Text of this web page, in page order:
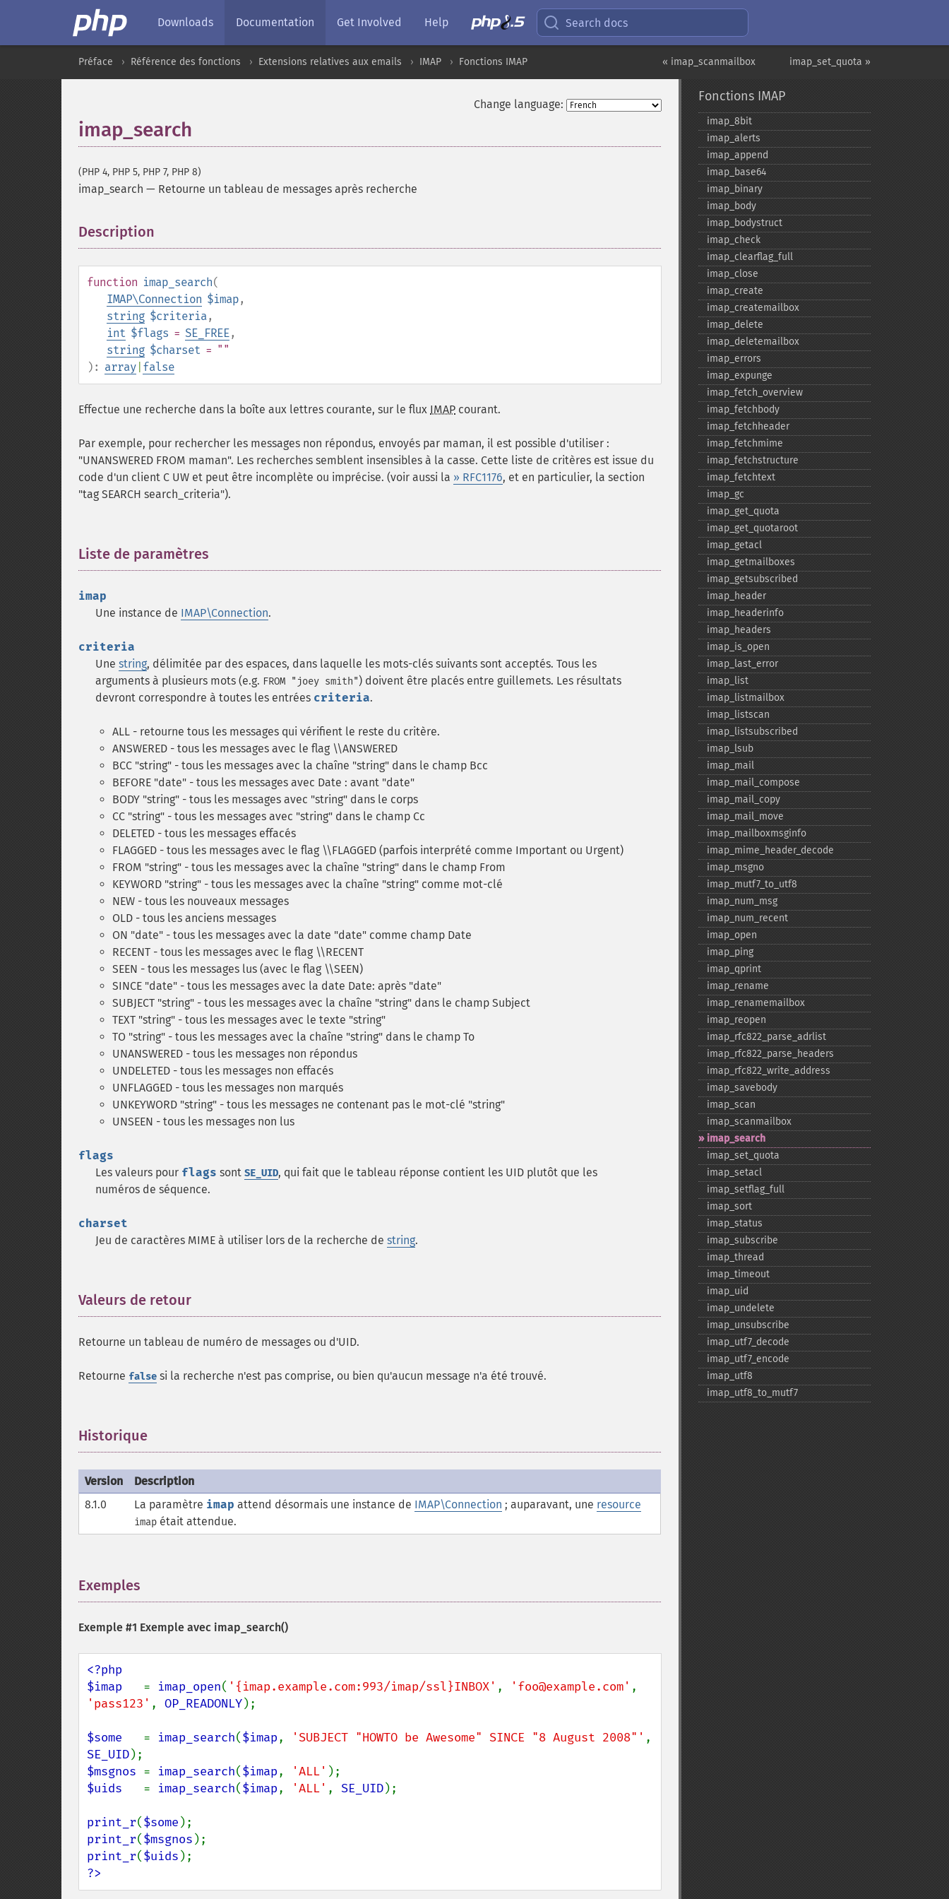
Downloads Documentation Get Involved Help Search docs
imap_set_quota »
« imap_scanmailbox
Préface Référence des fonctions Extensions relatives aux emails IMAP Fonctions IMAP
Change language:
imap_search
(PHP 4, PHP 5, PHP 7, PHP 8)
imap_search — Retourne un tableau de messages après recherche
Description
function imap_search(
IMAP\Connection $imap,
string $criteria,
int $flags = SE_FREE,
string $charset = ""
): array false
Effectue une recherche dans la boîte aux lettres courante, sur le flux IMAP courant.
Par exemple, pour rechercher les messages non répondus, envoyés par maman, il est possible d'utiliser :
"UNANSWERED FROM maman". Les recherches semblent insensibles à la casse. Cette liste de critères est issue du
code d'un client C UW et peut être incomplète ou imprécise. (voir aussi la » RFC1176, et en particulier, la section
"tag SEARCH search_criteria").
Liste de paramètres
imap
Une instance de IMAP\Connection.
criteria
Une string, délimitée par des espaces, dans laquelle les mots-clés suivants sont acceptés. Tous les
arguments à plusieurs mots (e.g. FROM "joey smith") doivent être placés entre guillemets. Les résultats
devront correspondre à toutes les entrées criteria.
ALL - retourne tous les messages qui vérifient le reste du critère.
ANSWERED - tous les messages avec le flag \\ANSWERED
BCC "string" - tous les messages avec la chaîne "string" dans le champ Bcc
BEFORE "date" - tous les messages avec Date : avant "date"
BODY "string" - tous les messages avec "string" dans le corps
CC "string" - tous les messages avec "string" dans le champ Cc
DELETED - tous les messages effacés
FLAGGED - tous les messages avec le flag \\FLAGGED (parfois interprété comme Important ou Urgent)
FROM "string" - tous les messages avec la chaîne "string" dans le champ From
KEYWORD "string" - tous les messages avec la chaîne "string" comme mot-clé
NEW - tous les nouveaux messages
OLD - tous les anciens messages
ON "date" - tous les messages avec la date "date" comme champ Date
RECENT - tous les messages avec le flag \\RECENT
SEEN - tous les messages lus (avec le flag \\SEEN)
SINCE "date" - tous les messages avec la date Date: après "date"
SUBJECT "string" - tous les messages avec la chaîne "string" dans le champ Subject
TEXT "string" - tous les messages avec le texte "string"
TO "string" - tous les messages avec la chaîne "string" dans le champ To
UNANSWERED - tous les messages non répondus
UNDELETED - tous les messages non effacés
UNFLAGGED - tous les messages non marqués
UNKEYWORD "string" - tous les messages ne contenant pas le mot-clé "string"
UNSEEN - tous les messages non lus
flags
Les valeurs pour flags sont SE_UID, qui fait que le tableau réponse contient les UID plutôt que les
numéros de séquence.
charset
Jeu de caractères MIME à utiliser lors de la recherche de string.
Valeurs de retour
Retourne un tableau de numéro de messages ou d'UID.
Retourne false si la recherche n'est pas comprise, ou bien qu'aucun message n'a été trouvé.
Historique
Version
Description
8.1.0
La paramètre imap attend désormais une instance de IMAP\Connection ; auparavant, une resource
imap était attendue.
Exemples
Exemple #1 Exemple avec imap_search()
<?php
$imap = imap_open( '{imap.example.com:993/imap/ssl}INBOX' , 'foo@example.com'
'pass123' , OP_READONLY);
$some = imap_search($imap, 'SUBJECT "HOWTO be Awesome" SINCE "8 August 2008"'
SE_UID
$msgnos = imap_search($imap, 'ALL'
$uids = imap_search($imap, 'ALL' , SE_UID);
print_r($some
print_r($msgnos
print_r($uids
?>
Fonctions IMAP
imap_​8bit
imap_​alerts
imap_​append
imap_​base64
imap_​binary
imap_​body
imap_​bodystruct
imap_​check
imap_​clearflag_​full
imap_​close
imap_​create
imap_​createmailbox
imap_​delete
imap_​deletemailbox
imap_​errors
imap_​expunge
imap_​fetch_​overview
imap_​fetchbody
imap_​fetchheader
imap_​fetchmime
imap_​fetchstructure
imap_​fetchtext
imap_​gc
imap_​get_​quota
imap_​get_​quotaroot
imap_​getacl
imap_​getmailboxes
imap_​getsubscribed
imap_​header
imap_​headerinfo
imap_​headers
imap_​is_​open
imap_​last_​error
imap_​list
imap_​listmailbox
imap_​listscan
imap_​listsubscribed
imap_​lsub
imap_​mail
imap_​mail_​compose
imap_​mail_​copy
imap_​mail_​move
imap_​mailboxmsginfo
imap_​mime_​header_​decode
imap_​msgno
imap_​mutf7_​to_​utf8
imap_​num_​msg
imap_​num_​recent
imap_​open
imap_​ping
imap_​qprint
imap_​rename
imap_​renamemailbox
imap_​reopen
imap_​rfc822_​parse_​adrlist
imap_​rfc822_​parse_​headers
imap_​rfc822_​write_​address
imap_​savebody
imap_​scan
imap_​scanmailbox
imap_​search
imap_​set_​quota
imap_​setacl
imap_​setflag_​full
imap_​sort
imap_​status
imap_​subscribe
imap_​thread
imap_​timeout
imap_​uid
imap_​undelete
imap_​unsubscribe
imap_​utf7_​decode
imap_​utf7_​encode
imap_​utf8
imap_​utf8_​to_​mutf7